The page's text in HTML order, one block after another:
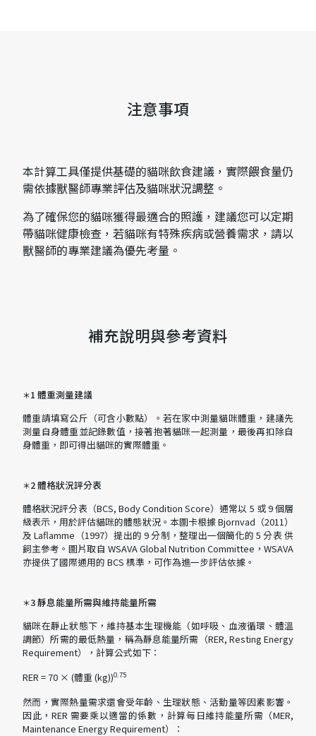
注意事項
本計算工具僅提供基礎的貓咪飲食建議，實際餵食量仍
需依據獸醫師專業評估及貓咪狀況調整。
為了確保您的貓咪獲得最適合的照護，建議您可以定期
帶貓咪健康檢查，若貓咪有特殊疾病或營養需求，請以
獸醫師的專業建議為優先考量。
補充說明與參考資料
＊1 體重測量建議
體重請填寫公斤（可含小數點）。若在家中測量貓咪體重，建議先
測量自身體重並記錄數值，接著抱著貓咪一起測量，最後再扣除自
身體重，即可得出貓咪的實際體重。
＊2 體格狀況評分表
體格狀況評分表（BCS, Body Condition Score）通常以 5 或 9 個層
級表示，用於評估貓咪的體態狀況。本圖卡根據 Bjornvad（2011）
及 Laflamme（1997）提出的 9 分制，整理出一個簡化的 5 分表 供
飼主參考。圖片取自 WSAVA Global Nutrition Committee，WSAVA
亦提供了國際通用的 BCS 標準，可作為進一步評估依據。
＊3 靜息能量所需與維持能量所需
貓咪在靜止狀態下，維持基本生理機能（如呼吸、血液循環、體溫
調節）所需的最低熱量，稱為靜息能量所需（RER, Resting Energy
Requirement），計算公式如下：
RER = 70 × (體重 (kg))0.75
然而，實際熱量需求還會受年齡、生理狀態、活動量等因素影響。
因此，RER 需要乘以適當的係數，計算每日維持能量所需（MER,
Maintenance Energy Requirement）：